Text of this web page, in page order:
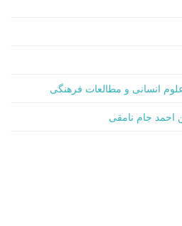
انسانی و مطالعات فرهنگی
احمد جام نامقی